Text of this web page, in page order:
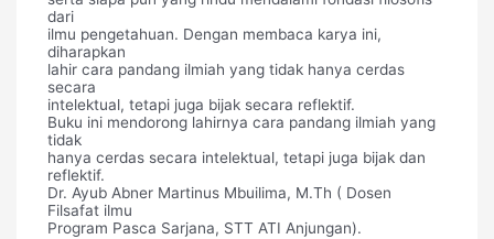
dari
ilmu pengetahuan. Dengan membaca karya ini,
diharapkan
lahir cara pandang ilmiah yang tidak hanya cerdas
secara
intelektual, tetapi juga bijak secara reflektif.
Buku ini mendorong lahirnya cara pandang ilmiah yang
tidak
hanya cerdas secara intelektual, tetapi juga bijak dan
reflektif.
Dr. Ayub Abner Martinus Mbuilima, M.Th ( Dosen
Filsafat ilmu
Program Pasca Sarjana, STT ATI Anjungan).